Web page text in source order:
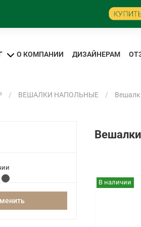
О КОМПАНИИ ДИЗАЙНЕРАМ
ВЕШАЛКИ НАПОЛЬНЫЕ
В наличии